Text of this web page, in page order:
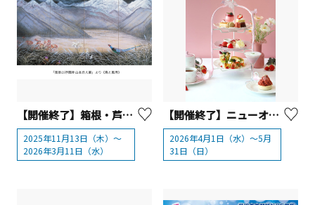
【開催終了】箱根・芦ノ湖 成川美術館 企画展【箱根町】
2025年11月13日（木）～
2026年3月11日（水）
【開催終了】ニューオータニイン横浜プレミアム 「アフタヌーンティー」
2026年4月1日（水）～5月
31日（日）